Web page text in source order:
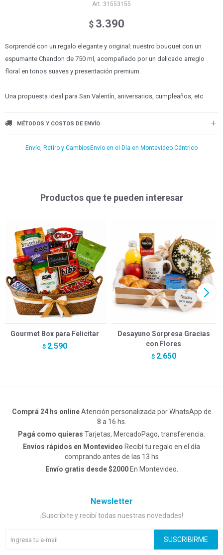
31553155
$ 3.390
Sorprendé con un regalo elegante y original: nuestro bouquet con un
espumante Chandon de 750 ml, acompañado por un delicado arreglo
floral en tonos suaves y presentación premium.
Una propuesta ideal para San Valentín, aniversarios, cumpleaños, etc
MÉTODOS Y COSTOS DE ENVÍO
Envío, Retiro y Cambios Envío en el Día en Montevideo Céntrico
Productos que te pueden interesar
Gourmet Box para Felicitar
$ 2.590
Desayuno Sorpresa Gracias
con Flores
$ 2.650
Comprá 24 hs onlineAtención personalizada por WhatsApp de
8 a 16 hs.
Pagá como quieras Tarjetas, MercadoPago, transferencia.
Envíos rápidos en Montevideo Recibí tu regalo en el día
comprando antes de las 13 hs
Envío gratis desde $2000En Montevideo.
Newsletter
¡Suscribite y recibí todas nuestras novedades!
SUSCRIBIRME